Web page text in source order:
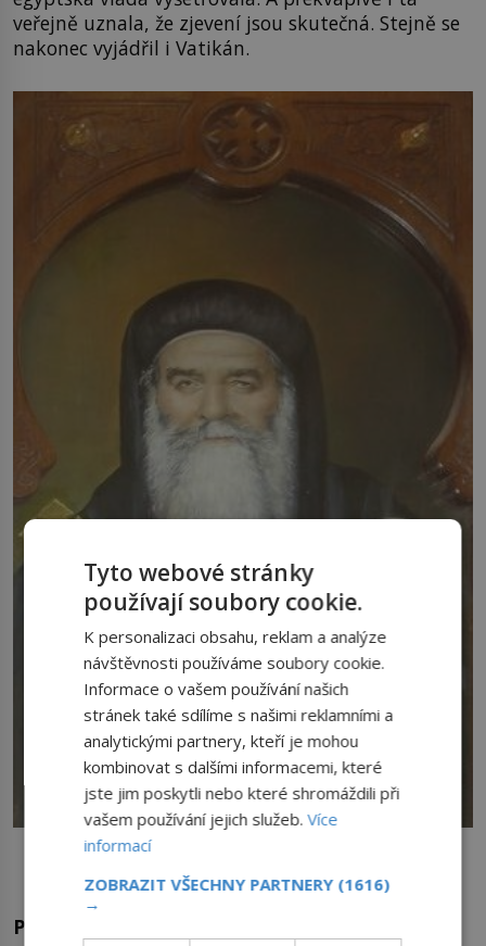
veřejně uznala, že zjevení jsou skutečná. Stejně se
nakonec vyjádřil i Vatikán.
Papež Koptské pravoslavné církve Kyrillos VI. po vyšetřování
Church/Creative Commons/Public Domain
Přírodní jev, nebo plán?
Tyto webové stránky
používají soubory cookie.
K personalizaci obsahu, reklam a analýze
návštěvnosti používáme soubory cookie.
Informace o vašem používání našich
stránek také sdílíme s našimi reklamními a
analytickými partnery, kteří je mohou
kombinovat s dalšími informacemi, které
jste jim poskytli nebo které shromáždili při
vašem používání jejich služeb.Více
informací
ZOBRAZIT VŠECHNY PARTNERY (1616)
→